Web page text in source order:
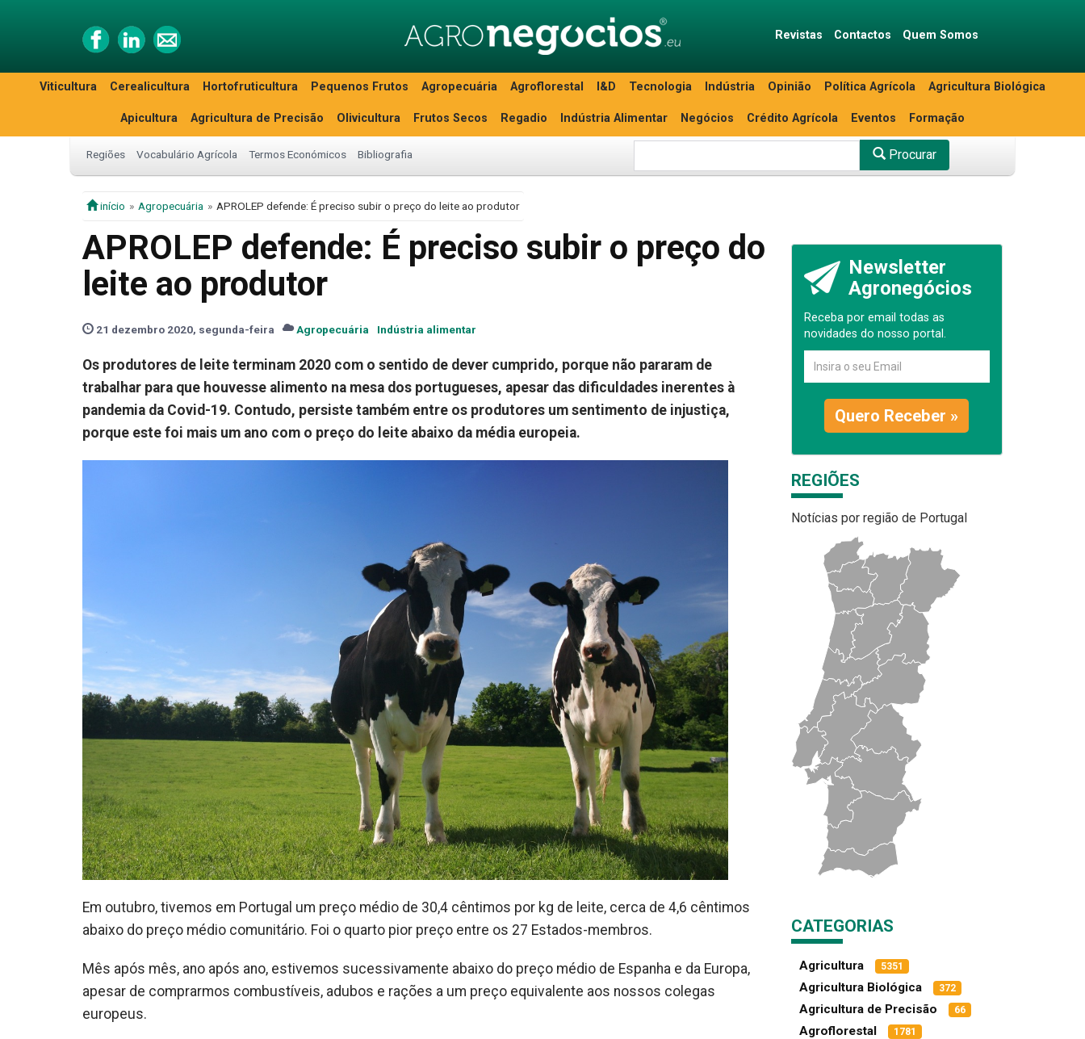
Revistas Contactos Quem Somos
Viticultura Cerealicultura Hortofruticultura Pequenos Frutos Agropecuária Agroflorestal I&D Tecnologia Indústria Opinião Política Agrícola Agricultura Biológica
Apicultura Agricultura de Precisão Olivicultura Frutos Secos Regadio Indústria Alimentar Negócios Crédito Agrícola Eventos Formação
Regiões Vocabulário Agrícola Termos Económicos Bibliografia Procurar
início Agropecuária APROLEP defende: É preciso subir o preço do leite ao produtor
APROLEP defende: É preciso subir o preço do
leite ao produtor
21 dezembro 2020, segunda-feira Agropecuária Indústria alimentar
Os produtores de leite terminam 2020 com o sentido de dever cumprido, porque não pararam de
trabalhar para que houvesse alimento na mesa dos portugueses, apesar das dificuldades inerentes à
pandemia da Covid-19. Contudo, persiste também entre os produtores um sentimento de injustiça,
porque este foi mais um ano com o preço do leite abaixo da média europeia.
Em outubro, tivemos em Portugal um preço médio de 30,4 cêntimos por kg de leite, cerca de 4,6 cêntimos
abaixo do preço médio comunitário. Foi o quarto pior preço entre os 27 Estados-membros.
Mês após mês, ano após ano, estivemos sucessivamente abaixo do preço médio de Espanha e da Europa,
apesar de comprarmos combustíveis, adubos e rações a um preço equivalente aos nossos colegas
europeus.
Newsletter
Agronegócios
Receba por email todas as
novidades do nosso portal.
Quero Receber »
REGIÕES
Notícias por região de Portugal
CATEGORIAS
Agricultura 5351
Agricultura Biológica 372
Agricultura de Precisão 66
Agroflorestal 1781